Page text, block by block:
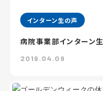
インターン生の声
病院事業部インターン
2019.04.09